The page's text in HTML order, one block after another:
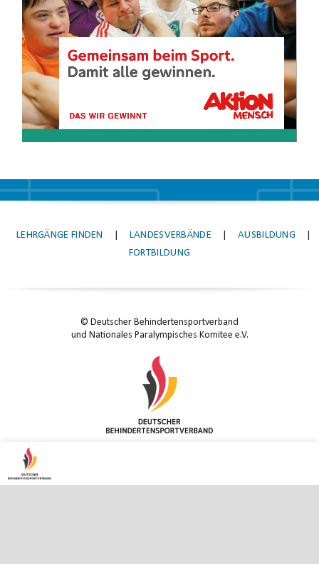
LEHRGÄNGE FINDEN LANDESVERBÄNDE AUSBILDUNG
FORTBILDUNG
© Deutscher Behindertensportverband
und Nationales Paralympisches Komitee e.V.